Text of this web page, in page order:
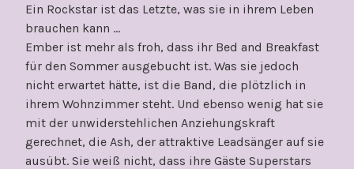
Ein Rockstar ist das Letzte, was sie in ihrem Leben
brauchen kann …
Ember ist mehr als froh, dass ihr Bed and Breakfast
für den Sommer ausgebucht ist. Was sie jedoch
nicht erwartet hätte, ist die Band, die plötzlich in
ihrem Wohnzimmer steht. Und ebenso wenig hat sie
mit der unwiderstehlichen Anziehungskraft
gerechnet, die Ash, der attraktive Leadsänger auf sie
ausübt. Sie weiß nicht, dass ihre Gäste Superstars